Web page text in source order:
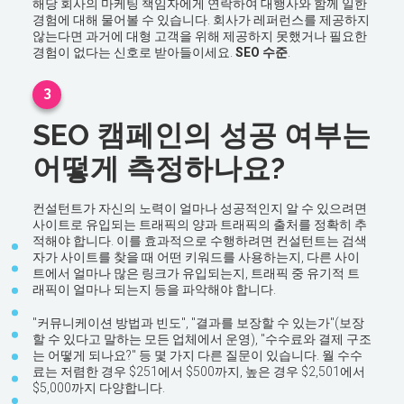
해당 회사의 마케팅 책임자에게 연락하여 대행사와 함께 일한
경험에 대해 물어볼 수 있습니다. 회사가 레퍼런스를 제공하지
않는다면 과거에 대형 고객을 위해 제공하지 못했거나 필요한
경험이 없다는 신호로 받아들이세요. SEO 수준
3
SEO 캠페인의 성공 여부는
어떻게 측정하나요?
컨설턴트가 자신의 노력이 얼마나 성공적인지 알 수 있으려면
사이트로 유입되는 트래픽의 양과 트래픽의 출처를 정확히 추
적해야 합니다. 이를 효과적으로 수행하려면 컨설턴트는 검색
자가 사이트를 찾을 때 어떤 키워드를 사용하는지, 다른 사이
트에서 얼마나 많은 링크가 유입되는지, 트래픽 중 유기적 트
래픽이 얼마나 되는지 등을 파악해야 합니다.
"커뮤니케이션 방법과 빈도", "결과를 보장할 수 있는가"(보장
할 수 있다고 말하는 모든 업체에서 운영), "수수료와 결제 구조
는 어떻게 되나요?" 등 몇 가지 다른 질문이 있습니다. 월 수수
료는 저렴한 경우 $251에서 $500까지, 높은 경우 $2,501에서
$5,000까지 다양합니다.